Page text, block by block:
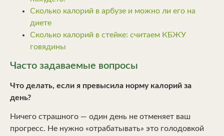
Сколько калорий в арбузе и можно ли его на
диете
Сколько калорий в стейке: считаем КБЖУ
говядины
Часто задаваемые вопросы
Что делать, если я превысила норму калорий за
день?
Ничего страшного — один день не отменяет ваш
прогресс. Не нужно «отрабатывать» это голодовкой